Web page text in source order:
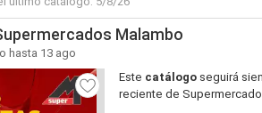
Malambo
hasta 13 ago
Este catálogo seguirá
reciente de